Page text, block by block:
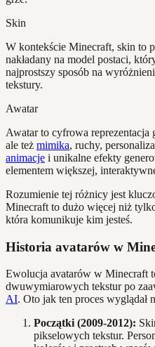
Skin
W kontekście Minecraft, skin to
nakładany na model postaci,
najprostszy sposób na
tekstury.
Awatar
Awatar to cyfrowa
ale też mimika, ruchy,
animacje i unikalne efekty
elementem większej,
Rozumienie tej różnicy jest
Minecraft to dużo więcej niż
która komunikuje kim jesteś.
Historia avatarów w
Ewolucja avatarów w Minecraft
dwuwymiarowych tekstur po
AI. Oto jak ten proces wyglądał
Początki (2009-2012):
pikselowych tekstur.